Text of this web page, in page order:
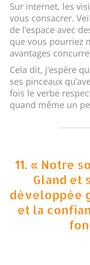
Sur internet, les
vous consacrer.
de l’espace avec
que vous pourriez
avantages
Cela dit, j’espère
ses pinceaux
fois le verbe
quand même un
11. « Notre
Gland et
développée
et la